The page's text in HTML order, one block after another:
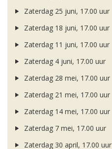
Zaterdag 25 juni, 17.00 uur
Zaterdag 18 juni, 17.00 uur
Zaterdag 11 juni, 17.00 uur
Zaterdag 4 juni, 17.00 uur
Zaterdag 28 mei, 17.00 uur
Zaterdag 21 mei, 17.00 uur
Zaterdag 14 mei, 17.00 uur
Zaterdag 7 mei, 17.00 uur
Zaterdag 30 april, 17.00 uur